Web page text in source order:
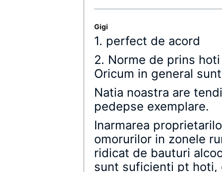
Gigi
1. perfect de acord
2. Norme de prins
Oricum in general
Natia noastra are
pedepse exemplare.
Inarmarea
omorurilor in zonele
ridicat de bauturi
sunt suficienti pt hoti,